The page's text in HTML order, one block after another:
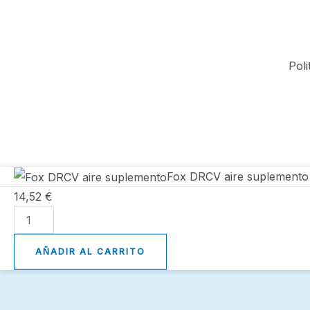
Fox DRCV aire suplemento
14,52 €
Fox
DRCV
aire
suplemento
cantidad
AÑADIR AL CARRITO